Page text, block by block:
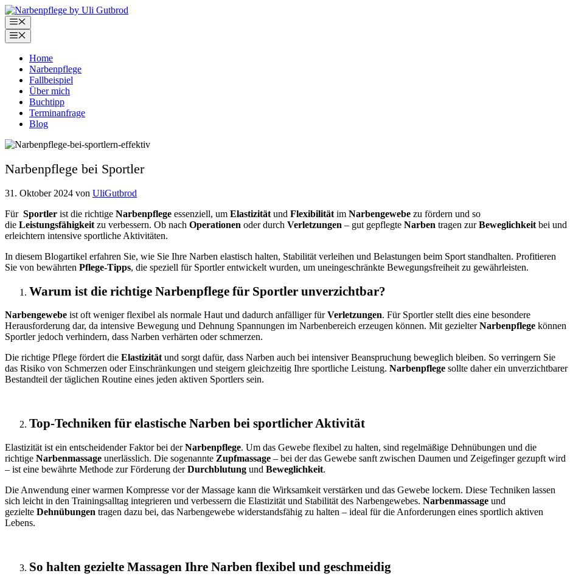
Zum
Inhalt
springen
Menü
Menü
Home
Narbenpflege
Fallbeispiel
Über mich
Buchtipp
Terminanfrage
Blog
Narbenpflege bei Sportler
31. Oktober 2024 von UliGutbrod
Für Sportler ist die richtige Narbenpflege essenziell, um Elastizität und Flexibilität im Narbengewebe zu fördern und so
die Leistungsfähigkeit zu verbessern. Ob nach Operationen oder durch Verletzungen – gut gepflegte Narben tragen zurBeweglichkeit bei und
erleichtern intensive sportliche Aktivitäten.
In diesem Blogartikel erfahren Sie, wie Sie Ihre Narben elastisch halten, Stabilität verleihen und Belastungen beim Sport standhalten. Profitieren
Sie von bewährten Pflege-Tipps, die speziell für Sportler entwickelt wurden, um uneingeschränkte Bewegungsfreiheit zu gewährleisten.
Warum ist die richtige Narbenpflege für Sportler unverzichtbar?
Narbengewebe ist oft weniger flexibel als normale Haut und dadurch anfälliger fürVerletzungen. Für Sportler stellt dies eine besondere
Herausforderung dar, da intensive Bewegung und Dehnung Spannungen im Narbenbereich erzeugen können. Mit gezielterNarbenpflege können
Sportler jedoch verhindern, dass Narben verhärten oder schmerzen.
Die richtige Pflege fördert die Elastizität und sorgt dafür, dass Narben auch bei intensiver Beanspruchung beweglich bleiben. So verringern Sie
das Risiko von Schmerzen oder Einschränkungen und steigern gleichzeitig Ihre sportliche Leistung. Narbenpflege sollte daher ein unverzichtbarer
Bestandteil der täglichen Routine eines jeden aktiven Sportlers sein.
Top-Techniken für elastische Narben bei sportlicher Aktivität
Elastizität ist ein entscheidender Faktor bei derNarbenpflege. Um das Gewebe flexibel zu halten, sind regelmäßige Dehnübungen und die
richtige Narbenmassage unerlässlich. Die sogenannte Zupfmassage – bei der das Gewebe sanft zwischen Daumen und Zeigefinger gezupft wird
– ist eine bewährte Methode zur Förderung derDurchblutung und Beweglichkeit.
Die Anwendung einer warmen Kompresse vor der Massage kann die Wirksamkeit verstärken und das Gewebe lockern. Diese Techniken lassen
sich leicht in den Trainingsalltag integrieren und verbessern die Elastizität und Stabilität des Narbengewebes. Narbenmassage und
gezielte Dehnübungen tragen dazu bei, das Narbengewebe widerstandsfähig zu halten – ideal für die Anforderungen eines sportlich aktiven
Lebens.
So halten gezielte Massagen Ihre Narben flexibel und geschmeidig